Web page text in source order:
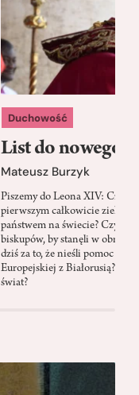
Duchowość
List do nowego
Mateusz Burzyk
Piszemy do Leona XIV: Czy
pierwszym całkowicie
państwem na świecie? Czy
biskupów, by stanęli w
dziś za to, że nieśli pomoc
Europejskiej z Białorusią? Czy
świat?